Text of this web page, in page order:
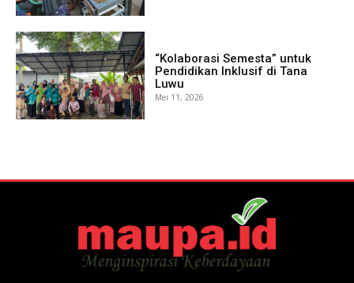
“Kolaborasi Semesta” untuk
Pendidikan Inklusif di Tana
Luwu
Mei 11, 2026